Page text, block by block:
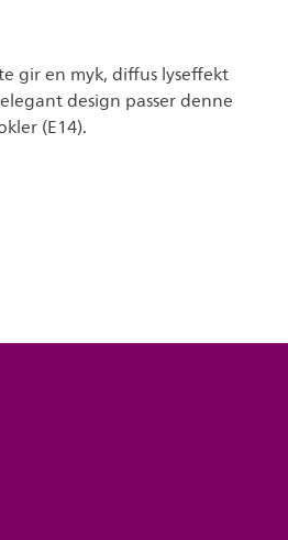
gir en myk, diffus lyseffekt
design passer denne
(E14).